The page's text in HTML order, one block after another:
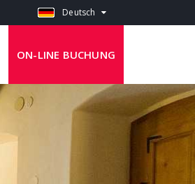
Deutsch
ON-LINE BUCHUNG